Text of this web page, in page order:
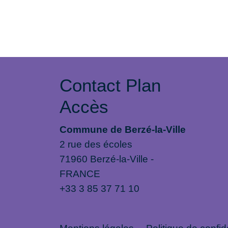
Contact Plan
Accès
Commune de Berzé-la-Ville
2 rue des écoles
71960 Berzé-la-Ville -
FRANCE
+33 3 85 37 71 10